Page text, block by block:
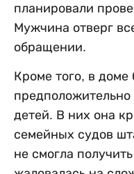
планировали
Мужчина отверг
обращении.
Кроме того, в
детей. В них она
семейных судов
не смогла